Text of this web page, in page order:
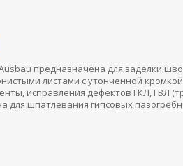
Ausbau предназначена для заделки
листами с утонченной кромкой
исправления дефектов ГКЛ, ГВЛ
для шпатлевания гипсовых